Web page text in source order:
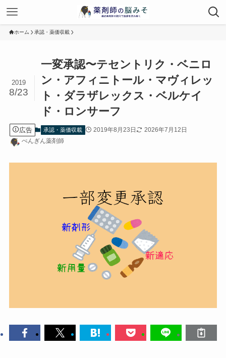
ホーム 承認・薬価収載
一変承認〜テセントリク・ベニロ
ン・アフィニトール・マヴィレッ
ト・ダラザレックス・ベルケイ
ド・ロンサーフ
2019
8/23
広告 承認・薬価収載 2019年8月23日
2026年7月12日
ぺんぎん薬剤師